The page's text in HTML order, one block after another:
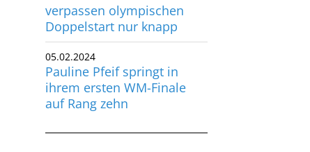
verpassen olympischen
Doppelstart nur knapp
05.02.2024
Pauline Pfeif springt in
ihrem ersten WM-Finale
auf Rang zehn